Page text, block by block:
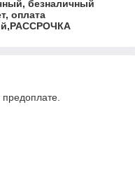
безналичный
оплата